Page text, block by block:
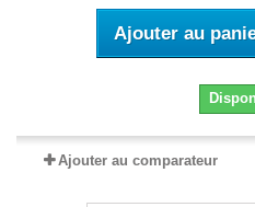
Ajouter au
Ajouter au comparateur